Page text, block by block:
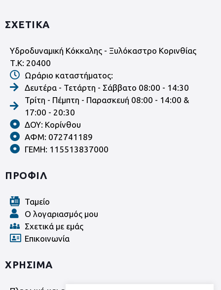
ΣΧΕΤΙΚΑ
Υδροδυναμική Κόκκαλης - Ξυλόκαστρο Κορινθίας
Τ.Κ: 20400
Ωράριο καταστήματος:
Δευτέρα - Τετάρτη - Σάββατο 08:00 - 14:30
Τρίτη - Πέμπτη - Παρασκευή 08:00 - 14:00 &
17:00 - 20:30
ΔΟΥ: Κορίνθου
ΑΦΜ: 072741189
ΓΕΜΗ: 115513837000
ΠΡΟΦΙΛ
Ταμείο
Ο λογαριασμός μου
Σχετικά με εμάς
Επικοινωνία
ΧΡΗΣΙΜΑ